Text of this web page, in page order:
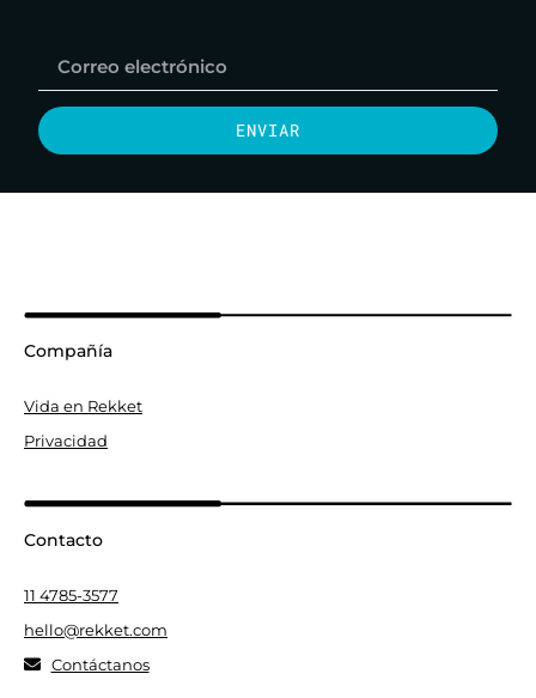
ENVIAR
Compañía
Vida en Rekket
Privacidad
Contacto
11 4785-3577
hello@rekket.com
Contáctanos